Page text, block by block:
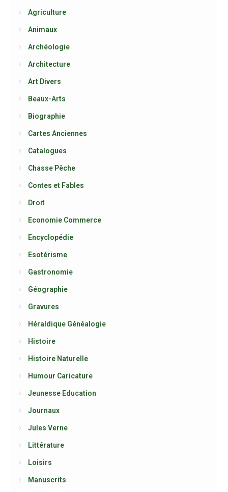
Agriculture
Animaux
Archéologie
Architecture
Art Divers
Beaux-Arts
Biographie
Cartes Anciennes
Catalogues
Chasse Pêche
Contes et Fables
Droit
Economie Commerce
Encyclopédie
Esotérisme
Gastronomie
Géographie
Gravures
Héraldique Généalogie
Histoire
Histoire Naturelle
Humour Caricature
Jeunesse Education
Journaux
Jules Verne
Littérature
Loisirs
Manuscrits